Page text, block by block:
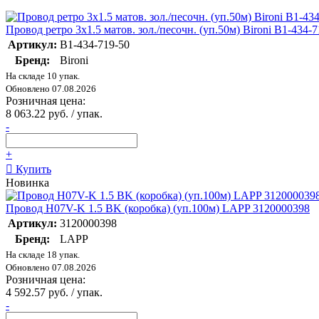
Провод ретро 3х1.5 матов. зол./песочн. (уп.50м) Bironi B1-434-
Артикул: B1-434-719-50
Бренд:
Bironi
На складе 10 упак.
Обновлено 07.08.2026
Розничная цена:
8 063.22 руб. / упак.
-
+
Купить
Новинка
Провод H07V-K 1.5 BK (коробка) (уп.100м) LAPP 3120000398
Артикул: 3120000398
Бренд:
LAPP
На складе 18 упак.
Обновлено 07.08.2026
Розничная цена:
4 592.57 руб. / упак.
-